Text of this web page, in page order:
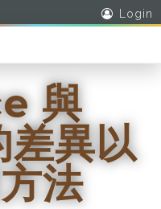
Login
與
異以
法